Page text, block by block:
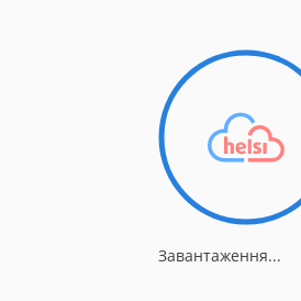
Завантаження...